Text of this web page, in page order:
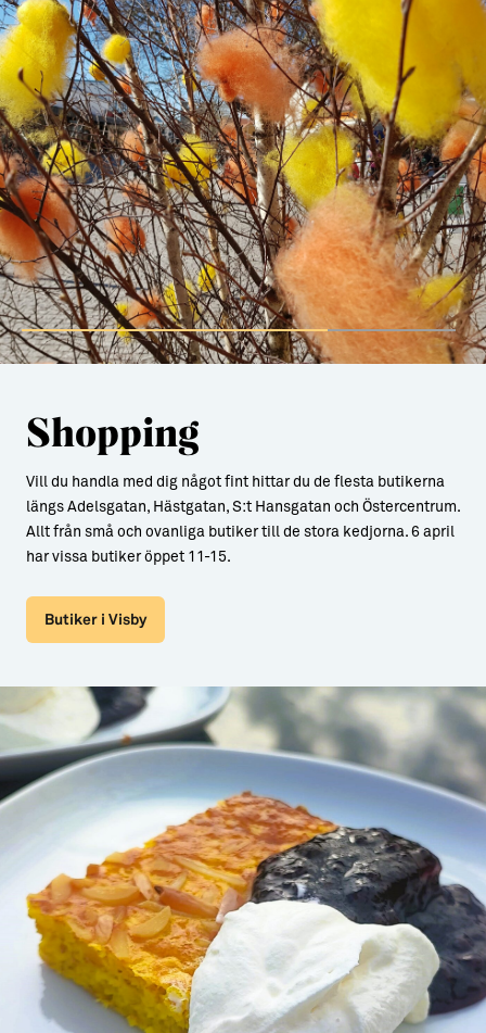
Shopping
Vill du handla med dig något fint hittar du de flesta butikerna
längs Adelsgatan, Hästgatan, S:t Hansgatan och Östercentrum.
Allt från små och ovanliga butiker till de stora kedjorna. 6 april
har vissa butiker öppet 11-15.
Butiker i Visby